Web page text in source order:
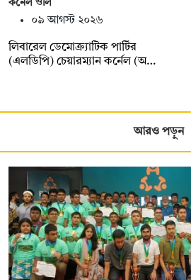
কর্নেল ওলি
০৯ আগস্ট ২০২৬
লিবারেল ডেমোক্র্যাটিক পার্টির
(এলডিপি) চেয়ারম্যান কর্নেল (অ…
আরও পড়ুন